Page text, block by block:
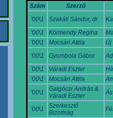
Szám
Szerző
'00\1
Szakáll Sándor, dr.
'00\1
Körmendy Regina
'00\1
Mocsári Attila
Új
'00\1
Gyombola Gábor
'00\1
Váradi Eszter
'00\1
Mocsári Attila
'00\1
Galgóczi András &
Váradi Eszter
'00\1
Szerkesztő
Bizottság